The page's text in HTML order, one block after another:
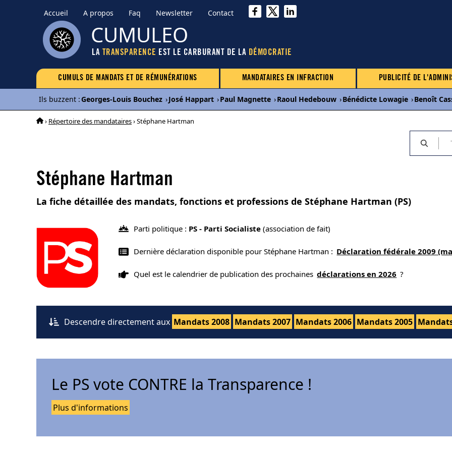
Accueil A propos Faq Newsletter Contact
CUMULEO
LA TRANSPARENCE EST LE CARBURANT DE LA DÉMOCRATIE
CUMULS DE MANDATS ET DE RÉMUNÉRATIONS MANDATAIRES EN INFRACTION PUBLICITÉ DE
Ils buzzent :Georges-Louis Bouchez ›José Happart ›Paul Magnette ›Raoul Hedebouw ›Bénédicte Lowagie ›Benoît
› Répertoire des mandataires› Stéphane Hartman
Stéphane Hartman
La fiche détaillée des mandats, fonctions et professions de Stéphane Hartman (PS)
Parti politique : PS - Parti Socialiste (association de fait)
Dernière déclaration disponible pour Stéphane Hartman : Déclaration fédérale 2009
Quel est le calendrier de publication des prochaines déclarations en 2026 ?
Descendre directement aux Mandats 2008 Mandats 2007 Mandats 2006 Mandats 2005
Le PS vote CONTRE la Transparence !
Plus d'informations